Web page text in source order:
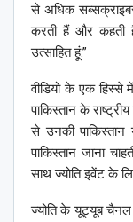
से अधिक सब्सक्राइबर
करती हैं और कहती
उत्साहित हूं.”
वीडियो के एक हिस्से
पाकिस्तान के
से उनकी
पाकिस्तान जाना
साथ ज्योति इवेंट के
ज्योति के यूट्यूब